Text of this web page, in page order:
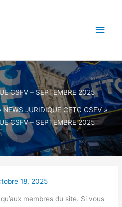
CSFV – SEPTEMBRE 2025
NEWS JURIDIQUE CFTC CSFV
CSFV – SEPTEMBRE 2025
18, 2025
membres du site. Si vous